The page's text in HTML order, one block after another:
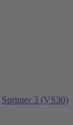
Sprinter 3 (VS30)